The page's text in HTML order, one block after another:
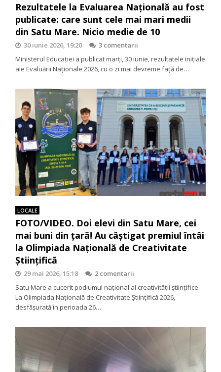
Rezultatele la Evaluarea Națională au fost
publicate: care sunt cele mai mari medii
din Satu Mare. Nicio medie de 10
30 iunie 2026, 19:20
3 comentarii
Ministerul Educației a publicat marți, 30 iunie, rezultatele inițiale
ale Evaluării Naționale 2026, cu o zi mai devreme față de…
LOCALE
FOTO/VIDEO. Doi elevi din Satu Mare, cei
mai buni din țară! Au câștigat premiul întâi
la Olimpiada Națională de Creativitate
Științifică
29 mai 2026, 15:18
2 comentarii
Satu Mare a cucerit podiumul național al creativității științifice.
La Olimpiada Națională de Creativitate Științifică 2026,
desfășurată în perioada 26…